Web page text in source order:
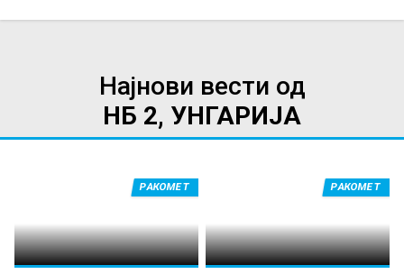
Најнови вести од
НБ 2, УНГАРИЈА
РАКОМЕТ РАКОМЕТ